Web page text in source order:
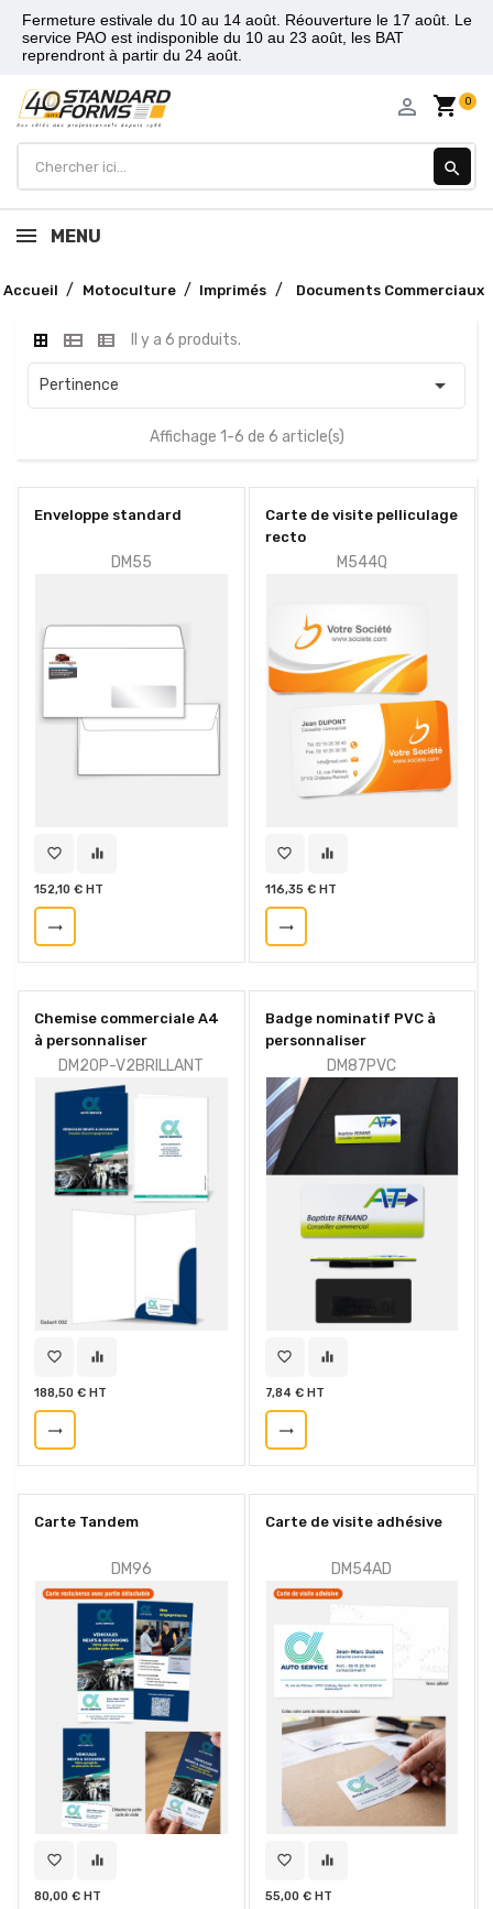
Fermeture estivale du 10 au 14 août. Réouverture le 17 août. Le
service PAO est indisponible du 10 au 23 août, les BAT
reprendront à partir du 24 août.
shopping_cart 0
person_outline
search
MENU
Accueil Motoculture Imprimés Documents Commerciaux
Il y a 6 produits.
Pertinence 
Affichage 1-6 de 6 article(s)
Enveloppe standard
DM55
favorite_border equalizer
152,10 € HT
trending_flat
Carte de visite pelliculage
recto
M544Q
favorite_border equalizer
116,35 € HT
trending_flat
Chemise commerciale A4
à personnaliser
DM20P-V2BRILLANT
favorite_border equalizer
188,50 € HT
trending_flat
Badge nominatif PVC à
personnaliser
DM87PVC
favorite_border equalizer
7,84 € HT
trending_flat
Carte Tandem
DM96
favorite_border equalizer
80,00 € HT
Carte de visite adhésive
DM54AD
favorite_border equalizer
55,00 € HT